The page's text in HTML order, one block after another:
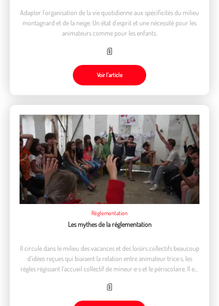
Adapter l'organisation de la vie quotidienne aux spécificités du milieu
montagnard et de la neige. Un état d'esprit et une nécessité pour les
animateurs comme pour les enfants.
Voir l’article
Règlementation
Les mythes de la réglementation
Il circule dans le milieu des vacances et des loisirs collectifs beaucoup
d’idées reçues qui biaisent la relation entre animateur·trice·s, les
règles régissant l’accueil collectif de mineur·e·s et le périscolaire. Il est